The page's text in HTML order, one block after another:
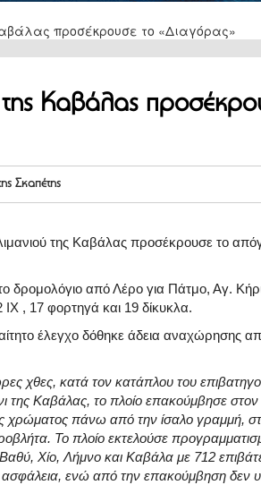
της Καβάλας
Σκαπέτης
της Καβάλας προσέκρουσε το
δρομολόγιο από Λέρο για Πάτμο, Αγ.
ΙΧ , 17 φορτηγά και 19 δίκυκλα.
έλεγχο δόθηκε άδεια αναχώρησης
χθες, κατά τον κατάπλου του
της Καβάλας, το πλοίο επακούμβησε
χρώματος πάνω από την ίσαλο γραμμή,
Το πλοίο εκτελούσε
Χίο, Λήμνο και Καβάλα με 712
ενώ από την επακούμβηση δεν